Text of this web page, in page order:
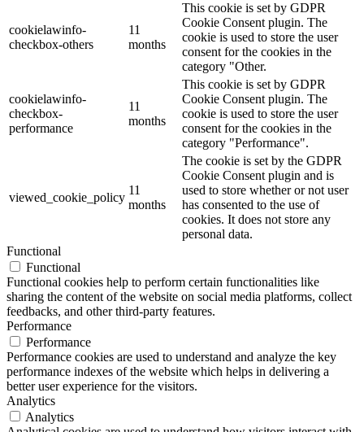
cookielawinfo-
checkbox-others
11
months
This cookie is set by GDPR
Cookie Consent plugin. The
cookie is used to store the user
consent for the cookies in the
category "Other.
cookielawinfo-
checkbox-
performance
11
months
This cookie is set by GDPR
Cookie Consent plugin. The
cookie is used to store the user
consent for the cookies in the
category "Performance".
viewed_cookie_policy
11
months
The cookie is set by the GDPR
Cookie Consent plugin and is
used to store whether or not user
has consented to the use of
cookies. It does not store any
personal data.
Functional
Functional
Functional cookies help to perform certain functionalities like
sharing the content of the website on social media platforms, collect
feedbacks, and other third-party features.
Performance
Performance
Performance cookies are used to understand and analyze the key
performance indexes of the website which helps in delivering a
better user experience for the visitors.
Analytics
Analytics